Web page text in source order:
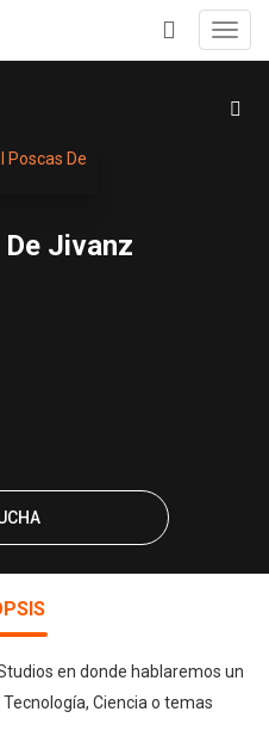
+
Jivanz
en donde hablaremos un
Ciencia o temas